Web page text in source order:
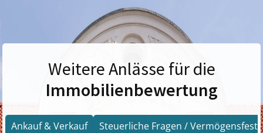
Weitere Anlässe für die
Immobilienbewertung
Ankauf & Verkauf Steuerliche Fragen /